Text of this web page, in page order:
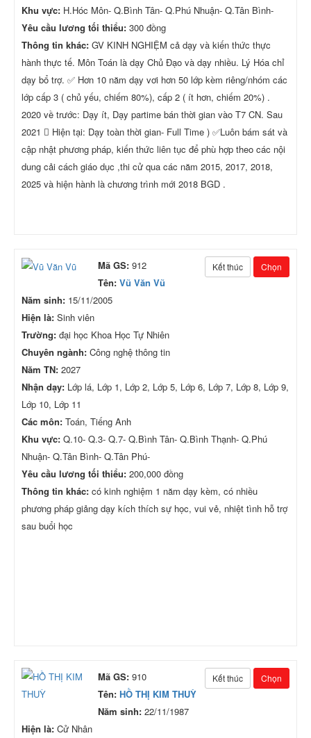
Khu vực: H.Hóc Môn- Q.Bình Tân- Q.Phú Nhuận- Q.Tân Bình-
Yêu cầu lương tối thiểu: 300 đồng
Thông tin khác: GV KINH NGHIỆM cả dạy và kiến thức thực
hành thực tế. Môn Toán là dạy Chủ Đạo và dạy nhiều. Lý Hóa chỉ
dạy bổ trợ. ✅ Hơn 10 năm dạy vơi hơn 50 lớp kèm riêng/nhóm các
lớp cấp 3 ( chủ yếu, chiếm 80%), cấp 2 ( ít hơn, chiếm 20%) .
2020 về trước: Dạy ít, Dạy partime bán thời gian vào T7 CN. Sau
2021  Hiện tại: Dạy toàn thời gian- Full Time ) ✅Luôn bám sát và
cập nhật phương pháp, kiến thức liên tục để phù hợp theo các nội
dung cải cách giáo dục ,thi cử qua các năm 2015, 2017, 2018,
2025 và hiện hành là chương trình mới 2018 BGD .
Kết thúc Chọn
Mã GS: 912
Tên: Vũ Văn Vũ
Năm sinh: 15/11/2005
Hiện là: Sinh viên
Trường: đại học Khoa Học Tự Nhiên
Chuyên ngành: Công nghệ thông tin
Năm TN: 2027
Nhận dạy: Lớp lá, Lớp 1, Lớp 2, Lớp 5, Lớp 6, Lớp 7, Lớp 8, Lớp 9,
Lớp 10, Lớp 11
Các môn: Toán, Tiếng Anh
Khu vực: Q.10- Q.3- Q.7- Q.Bình Tân- Q.Bình Thạnh- Q.Phú
Nhuận- Q.Tân Bình- Q.Tân Phú-
Yêu cầu lương tối thiểu: 200,000 đồng
Thông tin khác: có kinh nghiệm 1 năm dạy kèm, có nhiều
phương pháp giảng dạy kích thích sự học, vui vẻ, nhiệt tình hỗ trợ
sau buổi học
Kết thúc Chọn
Mã GS: 910
Tên: HỒ THỊ KIM THUỲ
Năm sinh: 22/11/1987
Hiện là: Cử Nhân